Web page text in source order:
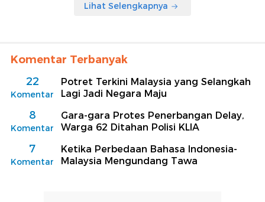
Lihat Selengkapnya
Komentar Terbanyak
22
Komentar
Potret Terkini Malaysia yang Selangkah
Lagi Jadi Negara Maju
8
Komentar
Gara-gara Protes Penerbangan Delay,
Warga 62 Ditahan Polisi KLIA
7
Komentar
Ketika Perbedaan Bahasa Indonesia-
Malaysia Mengundang Tawa